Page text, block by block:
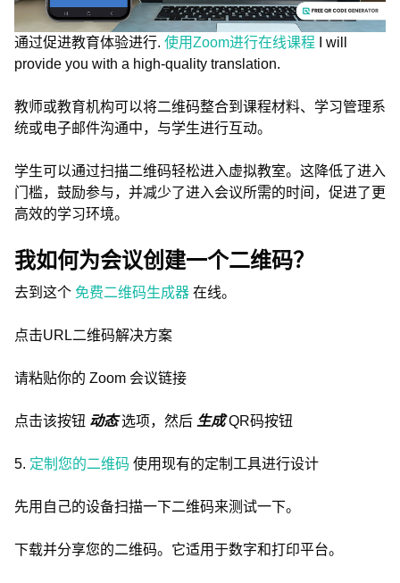
通过促进教育体验进行. 使用Zoom进行在线课程 I will
provide you with a high-quality translation.
教师或教育机构可以将二维码整合到课程材料、学习管理系
统或电子邮件沟通中，与学生进行互动。
学生可以通过扫描二维码轻松进入虚拟教室。这降低了进入
门槛，鼓励参与，并减少了进入会议所需的时间，促进了更
高效的学习环境。
我如何为会议创建一个二维码？
去到这个 免费二维码生成器 在线。
点击URL二维码解决方案
请粘贴你的 Zoom 会议链接
点击该按钮 动态选项，然后 生成QR码按钮
5. 定制您的二维码 使用现有的定制工具进行设计
先用自己的设备扫描一下二维码来测试一下。
下载并分享您的二维码。它适用于数字和打印平台。